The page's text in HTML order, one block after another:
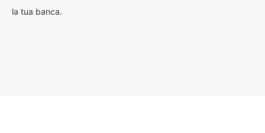
la tua banca.